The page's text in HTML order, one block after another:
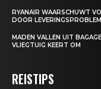
RYANAIR WAARSCHUWT
DOOR
MADEN VALLEN UIT
VLIEGTUIG KEERT OM
REISTIPS